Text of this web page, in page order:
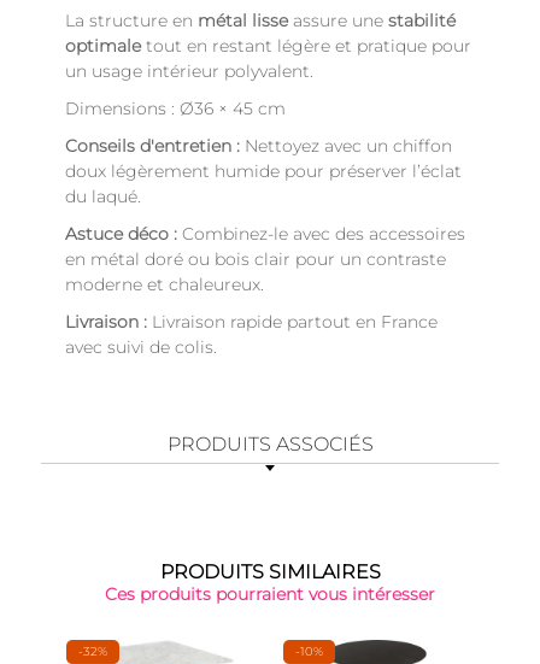
La structure en métal lisseassure une stabilité
optimaletout en restant légère et pratique pour
un usage intérieur polyvalent.
Dimensions : Ø36 × 45 cm
Conseils d'entretien : Nettoyez avec un chiffon
doux légèrement humide pour préserver l’éclat
du laqué.
Astuce déco : Combinez-le avec des accessoires
en métal doré ou bois clair pour un contraste
moderne et chaleureux.
Livraison : Livraison rapide partout en France
avec suivi de colis.
PRODUITS ASSOCIÉS
PRODUITS SIMILAIRES
Ces produits pourraient vous intéresser
-32% -10%